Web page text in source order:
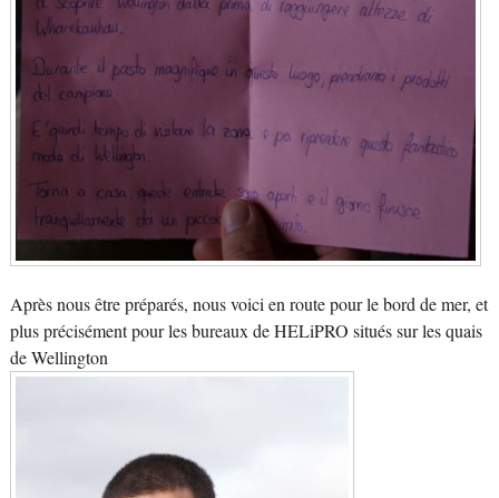
Après nous être préparés, nous voici en route pour le bord de mer, et
plus précisément pour les bureaux de HELiPRO situés sur les quais
de Wellington